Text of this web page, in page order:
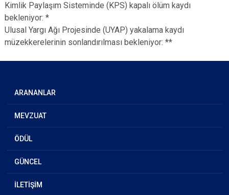
Kimlik Paylaşım Sisteminde (KPS) kapalı ölüm kaydı
bekleniyor: *
Ulusal Yargı Ağı Projesinde (UYAP) yakalama kaydı
müzekkerelerinin sonlandırılması bekleniyor: **
ARANANLAR
MEVZUAT
ÖDÜL
GÜNCEL
İLETİŞİM